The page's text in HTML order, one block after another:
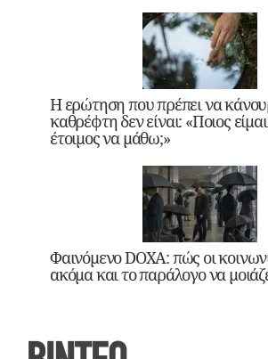
Η ερώτηση που πρέπει να
καθρέφτη δεν είναι: «Ποιος
έτοιμος να μάθω;»
Φαινόμενο DOXA: πώς οι
ακόμα και το παράλογο να